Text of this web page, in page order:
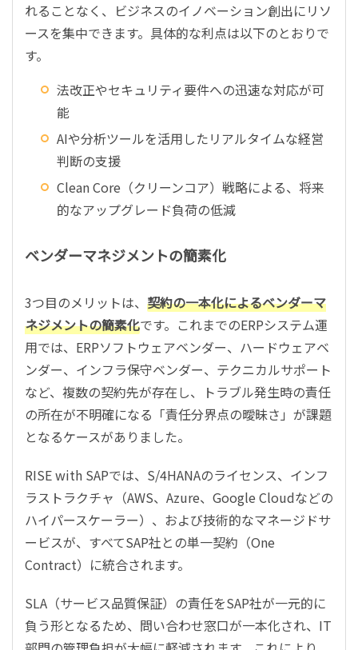
れることなく、ビジネスのイノベーション創出にリソ
ースを集中できます。具体的な利点は以下のとおりで
す。
法改正やセキュリティ要件への迅速な対応が可
能
AIや分析ツールを活用したリアルタイムな経営
判断の支援
Clean Core（クリーンコア）戦略による、将来
的なアップグレード負荷の低減
ベンダーマネジメントの簡素化
3つ目のメリットは、 契約の一本化によるベンダーマ
ネジメントの簡素化です。これまでのERPシステム運
用では、ERPソフトウェアベンダー、ハードウェアベ
ンダー、インフラ保守ベンダー、テクニカルサポート
など、複数の契約先が存在し、トラブル発生時の責任
の所在が不明確になる「責任分界点の曖昧さ」が課題
となるケースがありました。
RISE with SAPでは、S/4HANAのライセンス、インフ
ラストラクチャ（AWS、Azure、Google Cloudなどの
ハイパースケーラー）、および技術的なマネージドサ
ービスが、すべてSAP社との単一契約（One
Contract）に統合されます。
SLA（サービス品質保証）の責任をSAP社が一元的に
負う形となるため、問い合わせ窓口が一本化され、IT